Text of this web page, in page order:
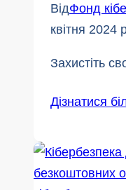
ВідФонд
квітня 2024
Захистіть
Дізнатися